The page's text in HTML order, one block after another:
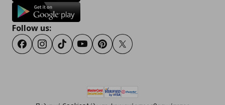
Follow us:
FacebookInstagram
TikTokYoutubePinterestTwitter